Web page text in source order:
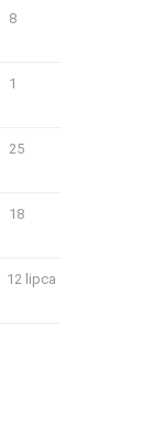
8
1
25
18
12 lipca